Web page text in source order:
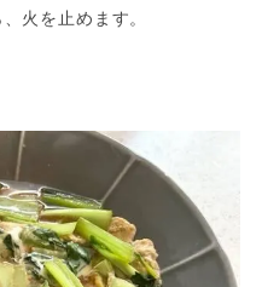
火を止めます。